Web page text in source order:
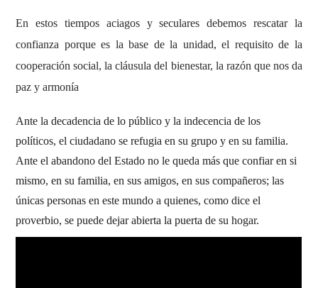
En estos tiempos aciagos y seculares debemos rescatar la
confianza porque es la base de la unidad, el requisito de la
cooperación social, la cláusula del bienestar, la razón que nos da
paz y armonía
Ante la decadencia de lo público y la indecencia de los
políticos, el ciudadano se refugia en su grupo y en su familia.
Ante el abandono del Estado no le queda más que confiar en si
mismo, en su familia, en sus amigos, en sus compañeros; las
únicas personas en este mundo a quienes, como dice el
proverbio, se puede dejar abierta la puerta de su hogar.